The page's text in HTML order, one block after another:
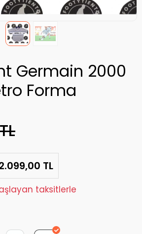
Germain 2000
Forma
TL
taksitlerle